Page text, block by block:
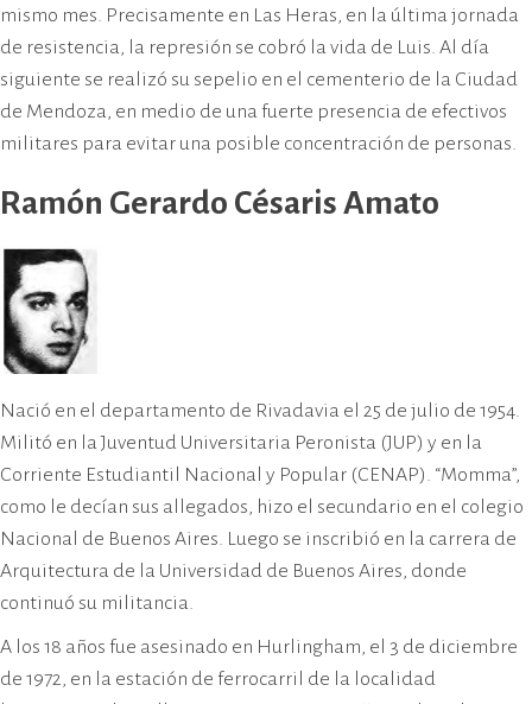
mismo mes. Precisamente en Las Heras, en la última jornada
de resistencia, la represión se cobró la vida de Luis. Al día
siguiente se realizó su sepelio en el cementerio de la Ciudad
de Mendoza, en medio de una fuerte presencia de efectivos
militares para evitar una posible concentración de personas.
Ramón Gerardo Césaris Amato
Nació en el departamento de Rivadavia el 25 de julio de 1954.
Militó en la Juventud Universitaria Peronista (JUP) y en la
Corriente Estudiantil Nacional y Popular (CENAP). “Momma”,
como le decían sus allegados, hizo el secundario en el colegio
Nacional de Buenos Aires. Luego se inscribió en la carrera de
Arquitectura de la Universidad de Buenos Aires, donde
continuó su militancia.
A los 18 años fue asesinado en Hurlingham, el 3 de diciembre
de 1972, en la estación de ferrocarril de la localidad